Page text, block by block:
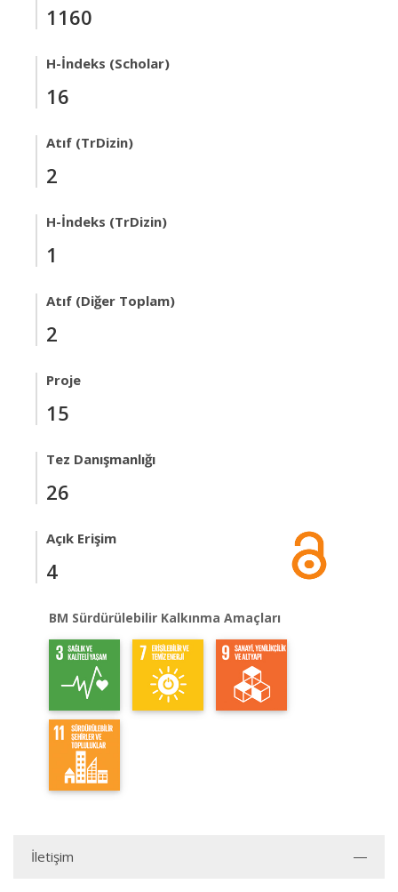
1160
H-İndeks (Scholar)
16
Atıf (TrDizin)
2
H-İndeks (TrDizin)
1
Atıf (Diğer Toplam)
2
Proje
15
Tez Danışmanlığı
26
Açık Erişim
4
BM Sürdürülebilir Kalkınma Amaçları
İletişim